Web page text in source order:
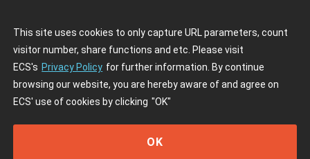
This site uses cookies to only capture URL parameters, count
visitor number, share functions and etc. Please visit
ECS's Privacy Policy for further information. By continue
browsing our website, you are hereby aware of and agree on
ECS' use of cookies by clicking "OK"
OK